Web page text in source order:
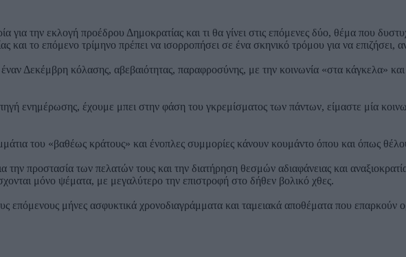
για την εκλογή προέδρου Δημοκρατίας και τι θα γίνει στις επόμενες δύο, θέμα που
και το επόμενο τρίμηνο πρέπει να ισορροπήσει σε ένα σκηνικό τρόμου για να επιζήσει,
Δεκέμβρη κόλασης, αβεβαιότητας, παραφροσύνης, με την κοινωνία «στα κάγκελα» και
ενημέρωσης, έχουμε μπει στην φάση του γκρεμίσματος των πάντων, είμαστε μία
του «βαθέως κράτους» και ένοπλες συμμορίες κάνουν κουμάντο όπου και όπως
προστασία των πελατών τους και την διατήρηση θεσμών αδιαφάνειας και
μόνο ψέματα, με μεγαλύτερο την επιστροφή στο δήθεν βολικό χθες.
επόμενους μήνες ασφυκτικά χρονοδιαγράμματα και ταμειακά αποθέματα που επαρκούν